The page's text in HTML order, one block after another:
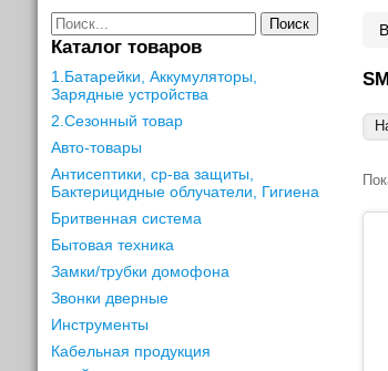
Поиск
Каталог товаров
1.Батарейки, Аккумуляторы,
Зарядные устройства
2.Сезонный товар
Авто-товары
Антисептики, ср-ва защиты,
Бактерицидные облучатели, Гигиена
Бритвенная система
Бытовая техника
Замки/трубки домофона
Звонки дверные
Инструменты
Кабельная продукция